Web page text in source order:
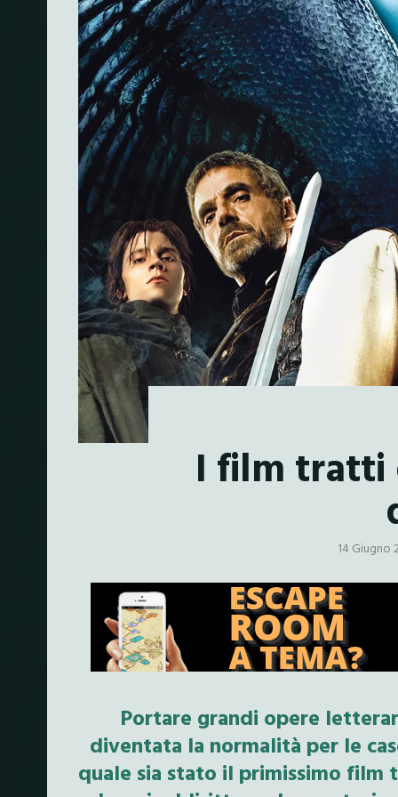
I film tratti
14 Giugno
Portare grandi opere
diventata la normalità per le
quale sia stato il primissimo